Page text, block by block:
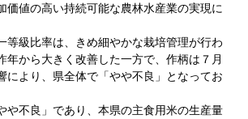
値の高い持続可能な農林水産業の実現に
級比率は、きめ細やかな栽培管理が行わ
年から大きく改善した一方で、作柄は７月
により、県全体で「やや不良」となってお
不良」であり、本県の主食用米の生産量